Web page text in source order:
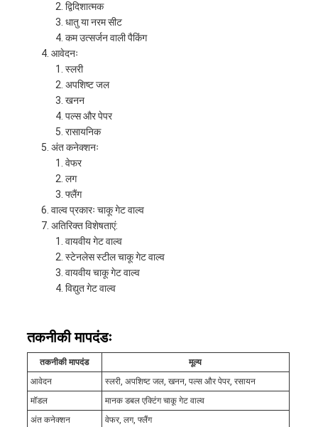
PRIVACY
POLICY
द्विदिशात्मक
धातु या नरम सीट
कम उत्सर्जन वाली पैकिंग
आवेदनः
स्लरी
अपशिष्ट जल
खनन
पल्स और पेपर
रासायनिक
अंत कनेक्शनः
वेफर
लग
फ्लैंग
वाल्व प्रकारः चाकू गेट वाल्व
अतिरिक्त विशेषताएं:
वायवीय गेट वाल्व
स्टेनलेस स्टील चाकू गेट वाल्व
वायवीय चाकू गेट वाल्व
विद्युत गेट वाल्व
तकनीकी मापदंडः
तकनीकी मापदंड
मूल्य
आवेदन
स्लरी, अपशिष्ट जल, खनन, पल्स और पेपर, रसायन
मॉडल
मानक डबल एक्टिंग चाकू गेट वाल्व
अंत कनेक्शन
वेफर, लग, फ्लैंग